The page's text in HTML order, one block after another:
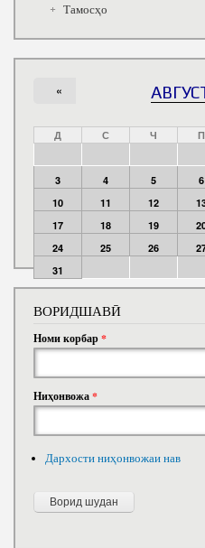
Тамосҳо
«
Д С Ч П
3
4 5 6
10
11 12
17
18 19
24
25 26
31
ВОРИДШАВӢ
Номи корбар*
Ниҳонвожа*
Дархости ниҳонвожаи нав